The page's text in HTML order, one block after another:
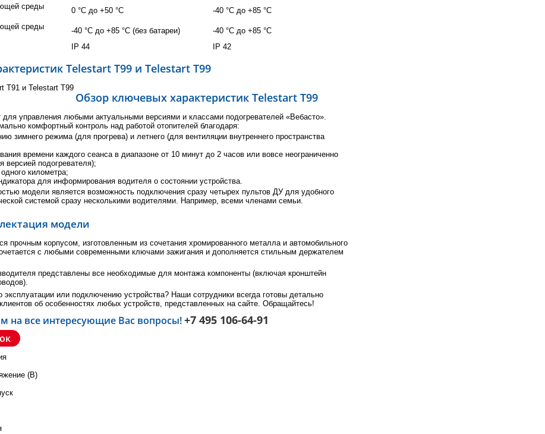
среды
0 °C до +50 °C
-40 °C до +85 °C
среды
-40 °C до +85 °C (без батареи)
-40 °C до +85 °C
IP 44 IP 42
Telestart T99 и Telestart T99
Обзор ключевых характеристик Telestart T99
для управления любыми актуальными версиями и классами подогревателей «Вебасто».
комфортный контроль над работой отопителей благодаря:
зимнего режима (для прогрева) и летнего (для вентиляции внутреннего пространства
времени каждого сеанса в диапазоне от 10 минут до 2 часов или вовсе неограниченно
версией подогревателя);
километра;
для информирования водителя о состоянии устройства.
модели является возможность подключения сразу четырех пультов ДУ для удобного
системой сразу несколькими водителями. Например, всеми членами семьи.
модели
прочным корпусом, изготовленным из сочетания хромированного металла и автомобильного
с любыми современными ключами зажигания и дополняется стильным держателем
представлены все необходимые для монтажа компоненты (включая кронштейн
или подключению устройства? Наши сотрудники всегда готовы детально
об особенностях любых устройств, представленных на сайте. Обращайтесь!
на все интересующие Вас вопросы!+7 495 106-64-91
(В)